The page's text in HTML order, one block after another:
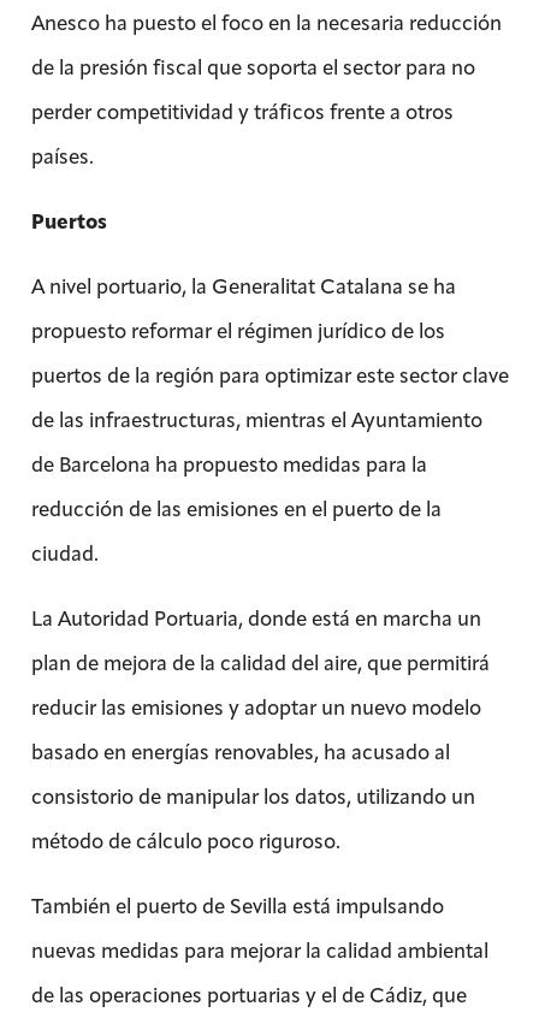
Anesco ha puesto el foco en la necesaria reducción
de la presión fiscal que soporta el sector para no
perder competitividad y tráficos frente a otros
países.
Puertos
A nivel portuario, la Generalitat Catalana se ha
propuesto reformar el régimen jurídico de los
puertos de la región para optimizar este sector clave
de las infraestructuras, mientras el Ayuntamiento
de Barcelona ha propuesto medidas para la
reducción de las emisiones en el puerto de la
ciudad.
La Autoridad Portuaria, donde está en marcha un
plan de mejora de la calidad del aire, que permitirá
reducir las emisiones y adoptar un nuevo modelo
basado en energías renovables, ha acusado al
consistorio de manipular los datos, utilizando un
método de cálculo poco riguroso.
También el puerto de Sevilla está impulsando
nuevas medidas para mejorar la calidad ambiental
de las operaciones portuarias y el de Cádiz, que